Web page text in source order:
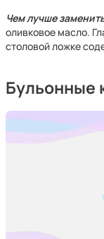
Чем лучше
оливковое масло.
столовой ложке
Бульонные